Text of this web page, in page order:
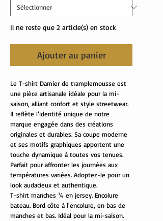
Il ne reste que 2 article(s) en stock
Ajouter au panier
Le T-shirt Damier de tramplemousse est
une pièce artisanale idéale pour la mi-
saison, alliant confort et style streetwear.
Il reflète l’identité unique de notre
marque engagée dans des créations
originales et durables. Sa coupe moderne
et ses motifs graphiques apportent une
touche dynamique à toutes vos tenues.
Parfait pour affronter les journées aux
températures variées. Adoptez-le pour un
look audacieux et authentique.
T-shirt manches ¾ en jersey. Encolure
bateau. Bord côte à l'encolure, en bas de
manches et bas. Idéal pour la mi-saison.